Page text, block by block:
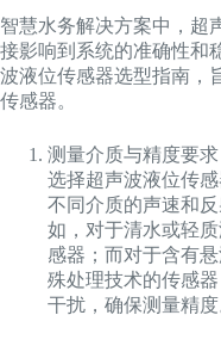
智慧水务解决方案中，超
接影响到系统的准确性和
波液位传感器选型指南，
传感器。
测量介质与精度要求
选择超声波液位传
不同介质的声速和
如，对于清水或轻
感器；而对于含有
殊处理技术的传感
干扰，确保测量精度